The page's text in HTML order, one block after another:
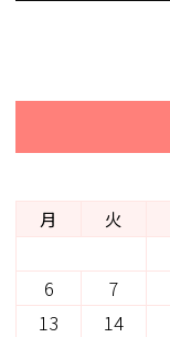
月 火
6
7
13
14